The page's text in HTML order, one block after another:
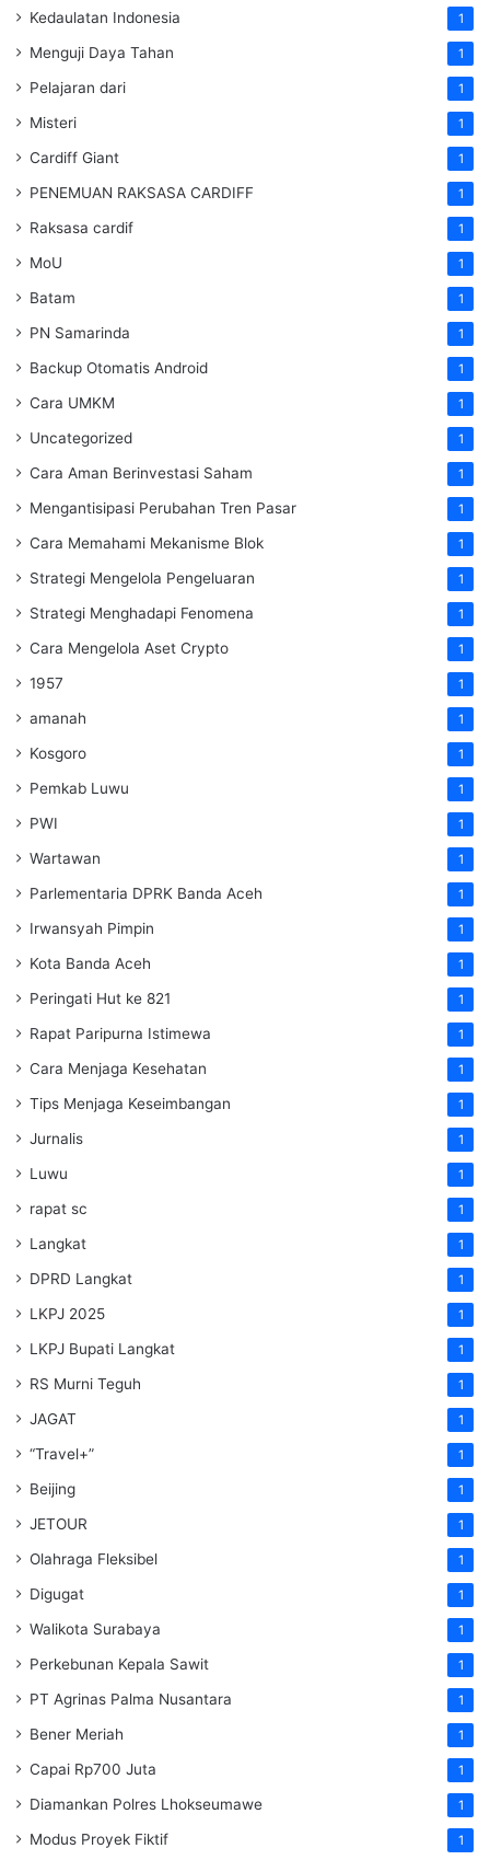
Kedaulatan Indonesia 1
Menguji Daya Tahan 1
Pelajaran dari 1
Misteri 1
Cardiff Giant 1
PENEMUAN RAKSASA CARDIFF 1
Raksasa cardif 1
MoU 1
Batam 1
PN Samarinda 1
Backup Otomatis Android 1
Cara UMKM 1
Uncategorized 1
Cara Aman Berinvestasi Saham 1
Mengantisipasi Perubahan Tren Pasar 1
Cara Memahami Mekanisme Blok 1
Strategi Mengelola Pengeluaran 1
Strategi Menghadapi Fenomena 1
Cara Mengelola Aset Crypto 1
1957 1
amanah 1
Kosgoro 1
Pemkab Luwu 1
PWI 1
Wartawan 1
Parlementaria DPRK Banda Aceh 1
Irwansyah Pimpin 1
Kota Banda Aceh 1
Peringati Hut ke 821 1
Rapat Paripurna Istimewa 1
Cara Menjaga Kesehatan 1
Tips Menjaga Keseimbangan 1
Jurnalis 1
Luwu 1
rapat sc 1
Langkat 1
DPRD Langkat 1
LKPJ 2025 1
LKPJ Bupati Langkat 1
RS Murni Teguh 1
JAGAT 1
“Travel+” 1
Beijing 1
JETOUR 1
Olahraga Fleksibel 1
Digugat 1
Walikota Surabaya 1
Perkebunan Kepala Sawit 1
PT Agrinas Palma Nusantara 1
Bener Meriah 1
Capai Rp700 Juta 1
Diamankan Polres Lhokseumawe 1
Modus Proyek Fiktif 1